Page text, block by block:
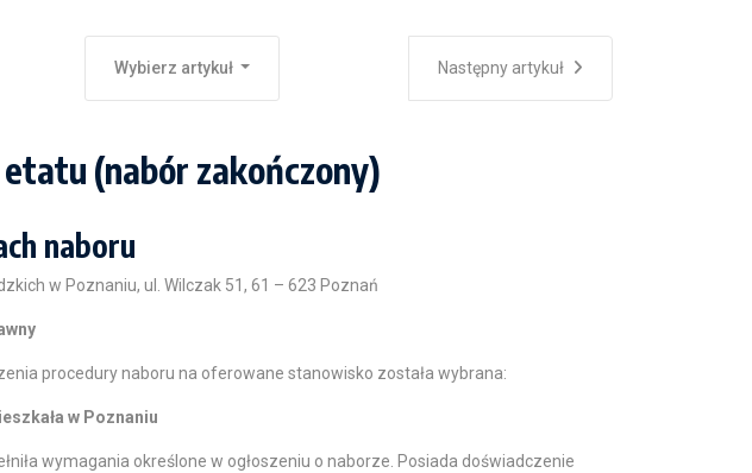
Wybierz artykuł Następny artykuł
(nabór zakończony)
naboru
w Poznaniu, ul. Wilczak 51, 61 – 623 Poznań
procedury naboru na oferowane stanowisko została wybrana:
w Poznaniu
wymagania określone w ogłoszeniu o naborze. Posiada doświadczenie